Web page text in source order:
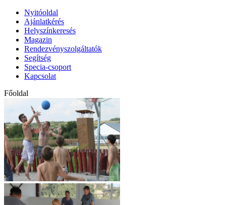
Nyitóoldal
Ajánlatkérés
Helyszínkeresés
Magazin
Rendezvényszolgáltatók
Segítség
Specia-csoport
Kapcsolat
Főoldal